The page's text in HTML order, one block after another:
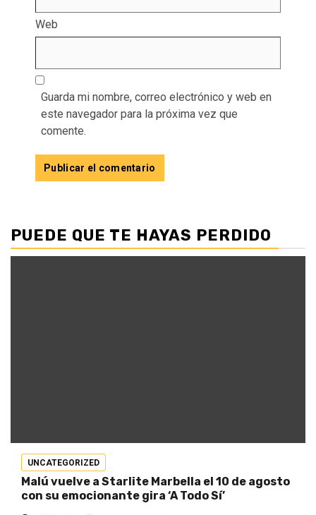
Web
Guarda mi nombre, correo electrónico y web en
este navegador para la próxima vez que
comente.
PUEDE QUE TE HAYAS PERDIDO
UNCATEGORIZED
Malú vuelve a Starlite Marbella el 10 de agosto
con su emocionante gira ‘A Todo Sí’